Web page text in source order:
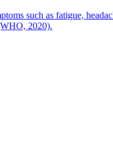
such as fatigue,
2020).